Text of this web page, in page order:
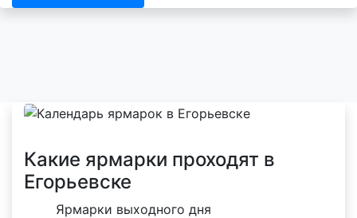
Какие ярмарки проходят в
Егорьевске
Ярмарки выходного дня